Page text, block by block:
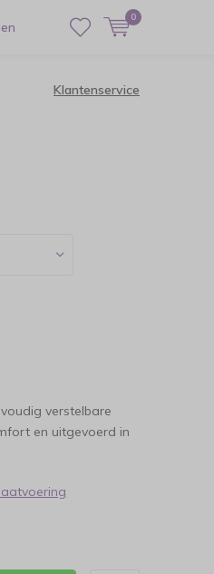
0
Klantenservice
verstelbare
en uitgevoerd in